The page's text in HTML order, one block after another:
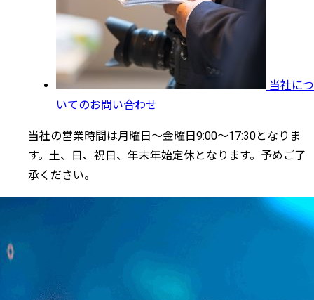
当社につ
いてのお問い合わせ
当社の営業時間は月曜日～金曜日9:00～17:30となりま
す。土、日、祝日、年末年始定休となります。予めご了
承ください。